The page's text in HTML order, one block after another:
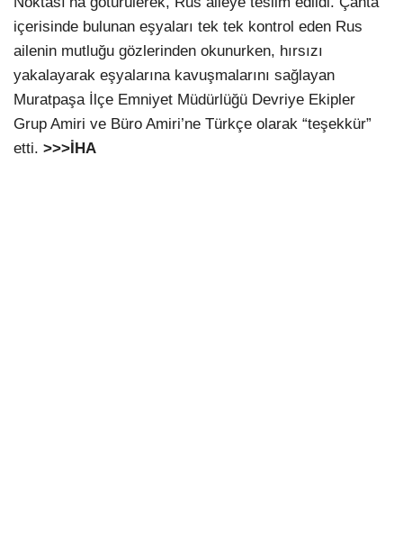
içerisinde bulunan eşyaları tek tek kontrol eden Rus
ailenin mutluğu gözlerinden okunurken, hırsızı
yakalayarak eşyalarına kavuşmalarını sağlayan
Muratpaşa İlçe Emniyet Müdürlüğü Devriye Ekipler
Grup Amiri ve Büro Amiri’ne Türkçe olarak “teşekkür”
etti. >>>İHA